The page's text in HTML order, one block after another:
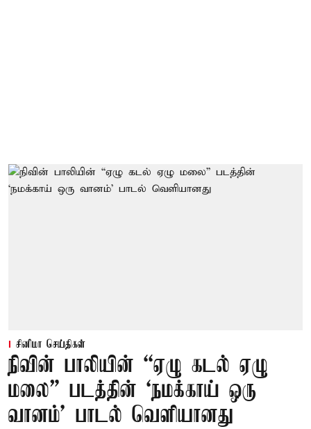
சினிமா செய்திகள்
நிவின் பாலியின் “ஏழு கடல் ஏழு
மலை” படத்தின் ‘நமக்காய் ஒரு
வானம்’ பாடல் வெளியானது